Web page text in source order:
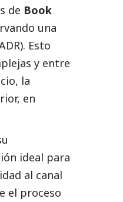
de Book
una
Esto
y entre
la
en
ideal para
al canal
el proceso